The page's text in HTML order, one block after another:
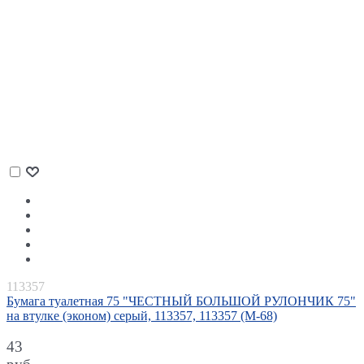
113357
Бумага туалетная 75 "ЧЕСТНЫЙ БОЛЬШОЙ РУЛОНЧИК 75"
на втулке (эконом) серый, 113357, 113357 (М-68)
43